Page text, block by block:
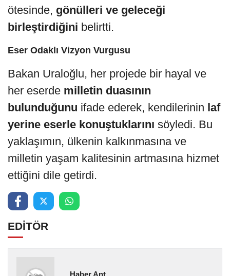
ötesinde, gönülleri ve geleceği
birleştirdiğini belirtti.
Eser Odaklı Vizyon Vurgusu
Bakan Uraloğlu, her projede bir hayal ve
her eserde milletin duasının
bulunduğunu ifade ederek, kendilerinin laf
yerine eserle konuştuklarını söyledi. Bu
yaklaşımın, ülkenin kalkınmasına ve
milletin yaşam kalitesinin artmasına hizmet
ettiğini dile getirdi.
EDİTÖR
Haber Ant